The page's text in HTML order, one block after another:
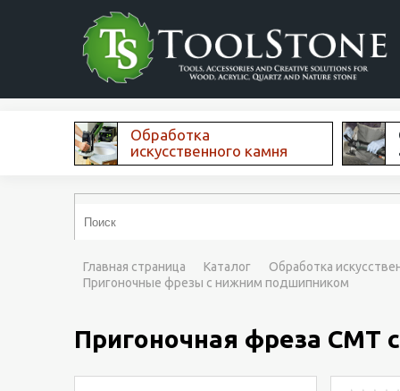
Обработка
искусственного камня
Главная страница Каталог
Обработка
Пригоночные фрезы с нижним подшипником
Пригоночная фреза